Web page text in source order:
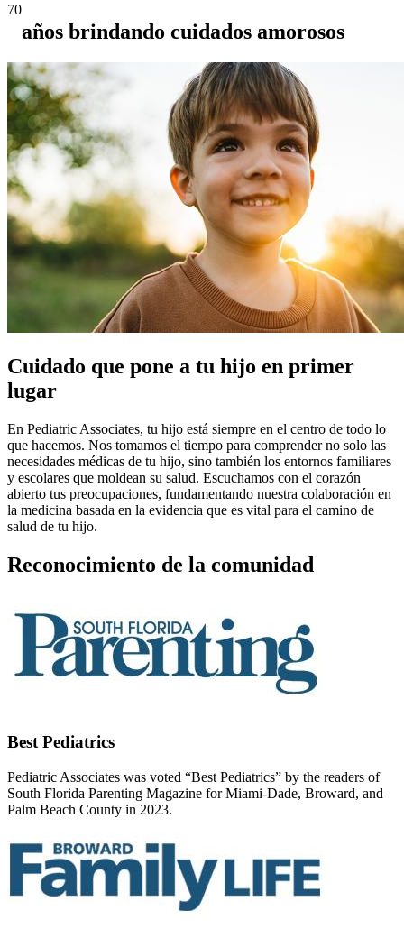
Cuidado que pone a tu hijo en primer
lugar
En Pediatric Associates, tu hijo está siempre en el centro de todo lo
que hacemos. Nos tomamos el tiempo para comprender no solo las
necesidades médicas de tu hijo, sino también los entornos familiares
y escolares que moldean su salud. Escuchamos con el corazón
abierto tus preocupaciones, fundamentando nuestra colaboración en
la medicina basada en la evidencia que es vital para el camino de
salud de tu hijo.
Reconocimiento de la comunidad
Best Pediatrics
Pediatric Associates was voted “Best Pediatrics” by the readers of
South Florida Parenting Magazine for Miami-Dade, Broward, and
Palm Beach County in 2023.